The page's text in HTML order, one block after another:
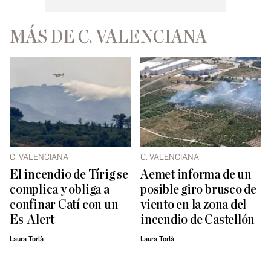
MÁS DE C. VALENCIANA
C. VALENCIANA
El incendio de Tírig se
complica y obliga a
confinar Catí con un
Es-Alert
Laura Torlà
C. VALENCIANA
Aemet informa de un
posible giro brusco de
viento en la zona del
incendio de Castellón
Laura Torlà